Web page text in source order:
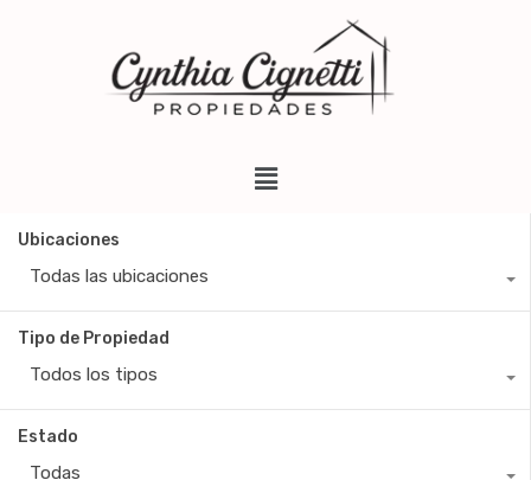
Ubicaciones
Todas las ubicaciones
Tipo de Propiedad
Todos los tipos
Estado
Todas